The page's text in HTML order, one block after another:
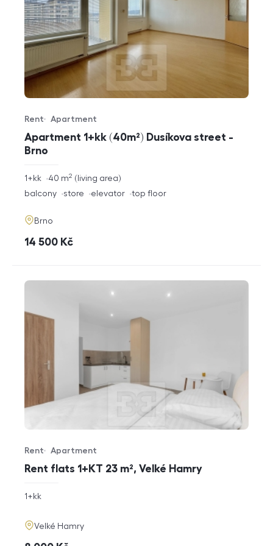
Apartment 1+kk (40m²) Dusíkova street -
Brno
Offer type
Rent
Property type
Apartment
rozměry
1+kk living area
40 m2
funkce
balcony store elevator top floor
adresa
Brno
cena
14 500 Kč
Rent flats 1+KT 23 m², Velké Hamry
Offer type
Rent
Property type
Apartment
rozměry
1+kk
adresa
Velké Hamry